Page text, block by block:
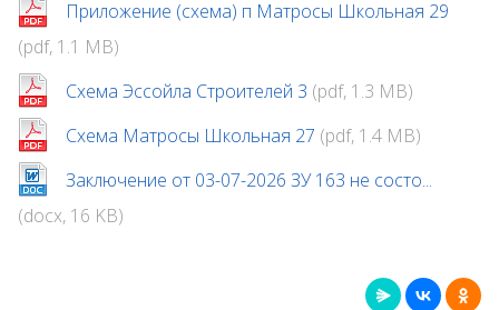
Приложение (схема) п Матросы Школьная 29
(pdf, 1.1 MB)
Схема Эссойла Строителей 3 (pdf, 1.3 MB)
Схема Матросы Школьная 27 (pdf, 1.4 MB)
Заключение от 03-07-2026 ЗУ 163 не состо...
(docx, 16 KB)